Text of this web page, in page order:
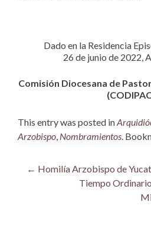
Dado en la Residencia
26 de junio de 2022,
Comisión Diocesana de
This entry was posted in
Arzobispo, Nombramientos.
Post
navigation
← Homilía Arzobispo de
Tiempo